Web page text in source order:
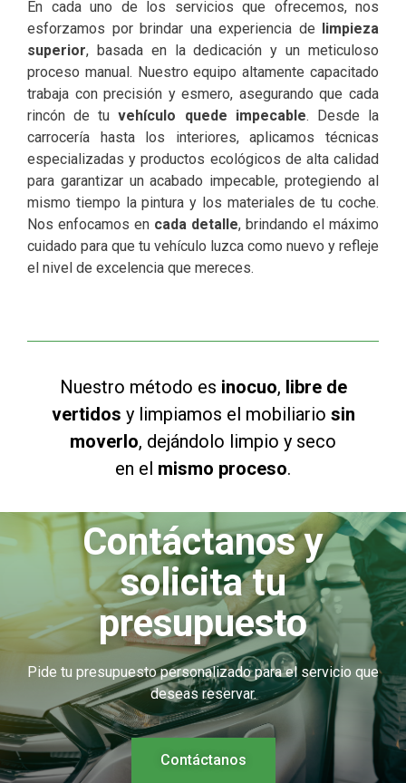
En cada uno de los servicios que ofrecemos, nos
esforzamos por brindar una experiencia de limpieza
superior, basada en la dedicación y un meticuloso
proceso manual. Nuestro equipo altamente capacitado
trabaja con precisión y esmero, asegurando que cada
rincón de tuvehículo quede impecable. Desde la
carrocería hasta los interiores, aplicamos técnicas
especializadas y productos ecológicos de alta calidad
para garantizar un acabado impecable, protegiendo al
mismo tiempo la pintura y los materiales de tu coche.
Nos enfocamos en cada detalle, brindando el máximo
cuidado para que tu vehículo luzca como nuevo y refleje
el nivel de excelencia que mereces.
Nuestro método es inocuo, libre de
vertidos y limpiamos el mobiliario sin
moverlo, dejándolo limpio y seco
en el mismo proceso.
Contáctanos y
solicita tu
presupuesto
Pide tu presupuesto personalizado para el servicio que
deseas reservar.
Contáctanos